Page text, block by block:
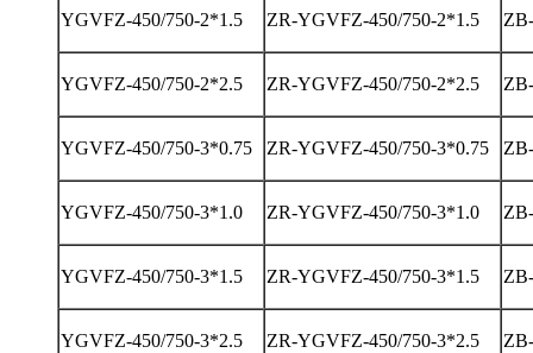
YGVFZ-450/750-2*1.5 ZR-YGVFZ-450/750-2*1.5
YGVFZ-450/750-2*2.5 ZR-YGVFZ-450/750-2*2.5
YGVFZ-450/750-3*0.75 ZR-YGVFZ-450/750-3*0.75
YGVFZ-450/750-3*1.0 ZR-YGVFZ-450/750-3*1.0
YGVFZ-450/750-3*1.5 ZR-YGVFZ-450/750-3*1.5
YGVFZ-450/750-3*2.5 ZR-YGVFZ-450/750-3*2.5